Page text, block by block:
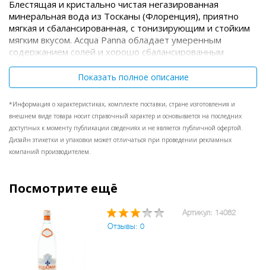
Блестящая и кристально чистая негазированная
минеральная вода из Тосканы (Флоренция), приятно
мягкая и сбалансированная, с тонизирующим и стойким
мягким вкусом. Acqua Panna обладает умеренным
содержанием солей и хорошо сбалансированным
химическим составом, который отличается присутствием
почти всех основных химических элементов, таких как
кальций, магний, кремний, в незначительных
количествах. Ее тонкий вкус позволяет использовать ее
и для дегустаций вин и для сопровождения
гастрономических трапез. Особо отмечена
Международной Ассоциацией Сомелье (ASI).
Показать полное описание
*Информация о характеристиках, комплекте поставки, стране изготовления и
внешнем виде товара носит справочный характер и основывается на последних
доступных к моменту публикации сведениях и не является публичной офертой.
Дизайн этикетки и упаковки может отличаться при проведении рекламных
компаний производителем.
Посмотрите ещё
Артикул: 14082
Отзывы: 0